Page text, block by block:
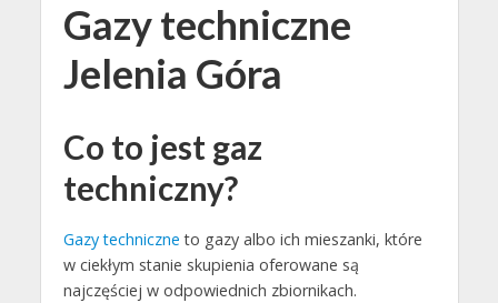
Gazy techniczne
Jelenia Góra
Co to jest gaz
techniczny?
Gazy techniczne to gazy albo ich mieszanki, które
w ciekłym stanie skupienia oferowane są
najczęściej w odpowiednich zbiornikach.